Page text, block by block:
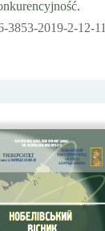
3853-2019-2-12-11